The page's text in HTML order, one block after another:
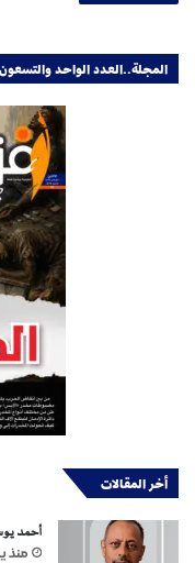
المجلة..العدد الواحد والتسعون
أخر المقالات
أحمد
منذ